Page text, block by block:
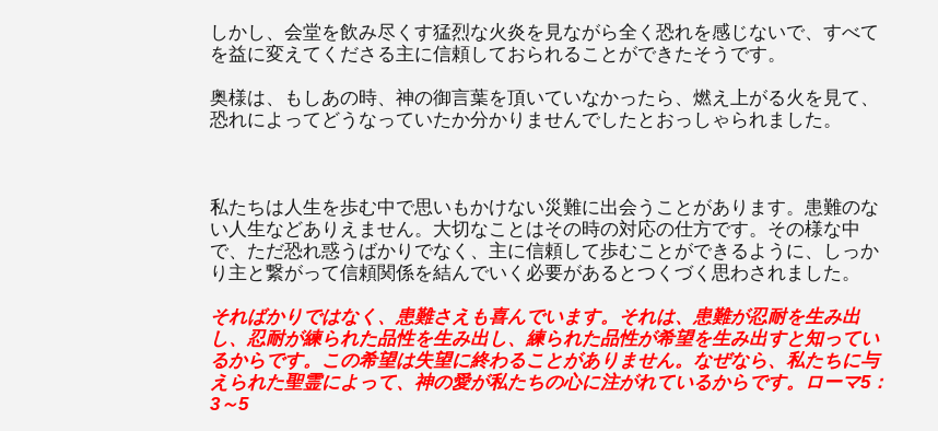
しかし、会堂を飲み尽くす猛烈な火炎を見ながら全く恐れを感じないで、すべて
を益に変えてくださる主に信頼しておられることができたそうです。
奥様は、もしあの時、神の御言葉を頂いていなかったら、燃え上がる火を見て、
恐れによってどうなっていたか分かりませんでしたとおっしゃられました。
私たちは人生を歩む中で思いもかけない災難に出会うことがあります。患難のな
い人生などありえません。大切なことはその時の対応の仕方です。その様な中
で、ただ恐れ惑うばかりでなく、主に信頼して歩むことができるように、しっか
り主と繋がって信頼関係を結んでいく必要があるとつくづく思わされました。
そればかりではなく、患難さえも喜んでいます。それは、患難が忍耐を生み出
し、忍耐が練られた品性を生み出し、練られた品性が希望を生み出すと知ってい
るからです。この希望は失望に終わることがありません。なぜなら、私たちに与
えられた聖霊によって、神の愛が私たちの心に注がれているからです。ローマ5：
3～5